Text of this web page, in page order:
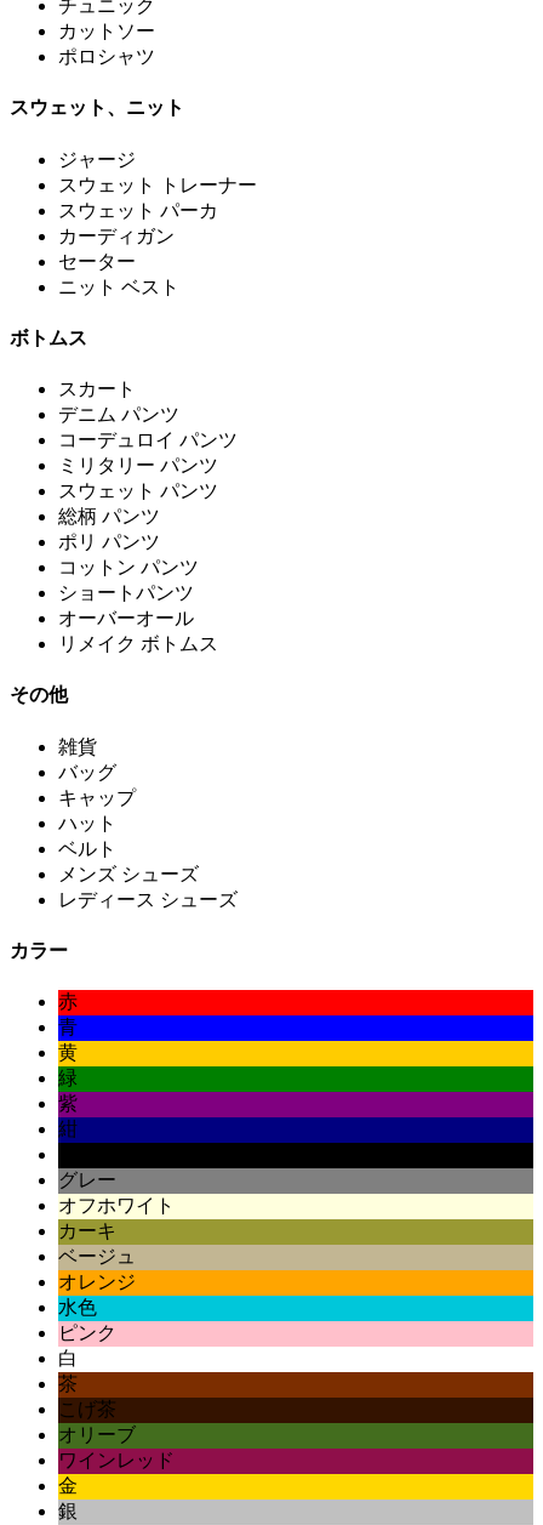
チュニック
カットソー
ポロシャツ
スウェット、ニット
ジャージ
スウェット トレーナー
スウェット パーカ
カーディガン
セーター
ニット ベスト
ボトムス
スカート
デニム パンツ
コーデュロイ パンツ
ミリタリー パンツ
スウェット パンツ
総柄 パンツ
ポリ パンツ
コットン パンツ
ショートパンツ
オーバーオール
リメイク ボトムス
その他
雑貨
バッグ
キャップ
ハット
ベルト
メンズ シューズ
レディース シューズ
カラー
赤
青
黄
緑
紫
紺
グレー
オフホワイト
カーキ
ベージュ
オレンジ
水色
ピンク
白
茶
こげ茶
オリーブ
ワインレッド
金
銀